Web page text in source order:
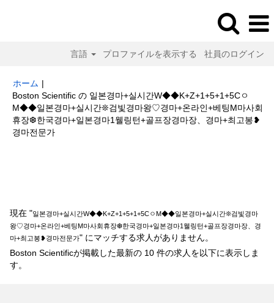
言語 プロファイルを表示する 社員のログイン
ホーム |
Boston Scientific の 일본경마+실시간W◆◆K+Z+1+5+1+5Cㅇ
M◆◆일본경마+실시간❊검빛경마왕♡경마+온라인+베팅M마사회
휴장❆한국경마+일본경마1웰링턴+골프장경마장、경마+최고봉❥
경마전문가(現
現在 "일본경마+실시간W◆◆K+Z+1+5+1+5CㅇM◆◆일본경마+실시간❊검빛경마
왕♡경마+온라인+베팅M마사회휴장❆한국경마+일본경마1웰링턴+골프장경마장、경
마+최고봉❥경마전문가" にマッチする求人がありません。
Boston Scientificが掲載した最新の 10 件の求人を以下に表示しま
す。